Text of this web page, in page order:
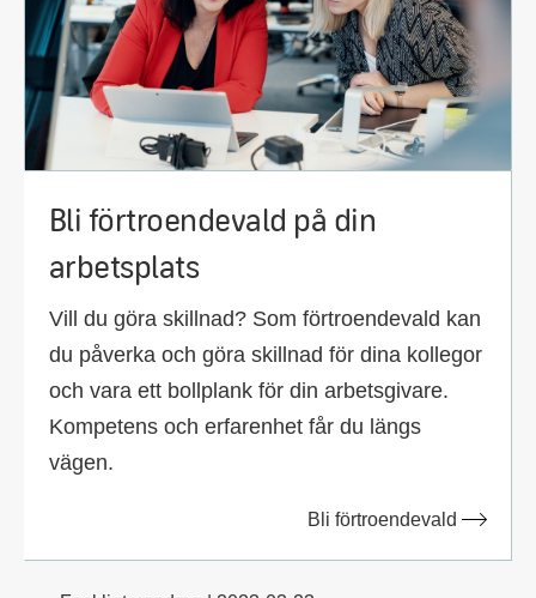
Bli förtroendevald på din
arbetsplats
Vill du göra skillnad? Som förtroendevald kan
du påverka och göra skillnad för dina kollegor
och vara ett bollplank för din arbetsgivare.
Kompetens och erfarenhet får du längs
vägen.
Bli förtroendevald